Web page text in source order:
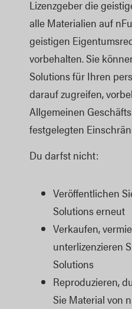
Lizenzgeber die
alle Materialien auf
geistigen
vorbehalten. Sie
Solutions für Ihren
darauf zugreifen,
Allgemeinen
festgelegten
Du darfst nicht:
Veröffentlichen
Solutions erneut
Verkaufen,
unterlizenzieren
Solutions
Reproduzieren,
Sie Material von